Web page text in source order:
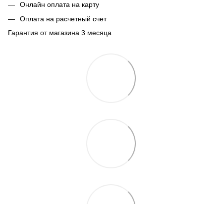
Онлайн оплата на карту
Оплата на расчетный счет
Гарантия от магазина 3 месяца